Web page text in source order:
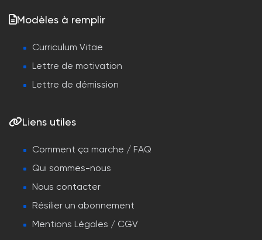
Modèles à remplir
Curriculum Vitae
Lettre de motivation
Lettre de démission
Liens utiles
Comment ça marche / FAQ
Qui sommes-nous
Nous contacter
Résilier un abonnement
Mentions Légales / CGV